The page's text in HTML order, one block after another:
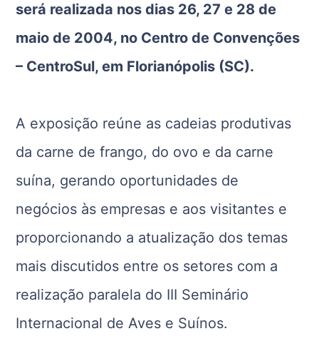
será realizada nos dias 26, 27 e 28 de
maio de 2004, no Centro de Convenções
– CentroSul, em Florianópolis (SC).
A exposição reúne as cadeias produtivas
da carne de frango, do ovo e da carne
suína, gerando oportunidades de
negócios às empresas e aos visitantes e
proporcionando a atualização dos temas
mais discutidos entre os setores com a
realização paralela do III Seminário
Internacional de Aves e Suínos.